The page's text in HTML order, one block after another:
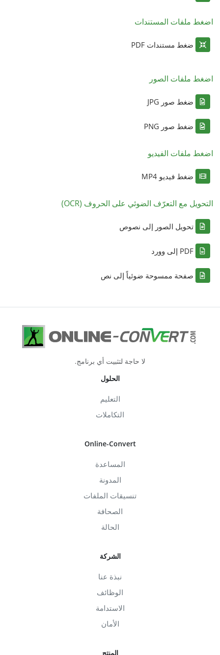
اضغط ملفات المستندات
ضغط مستندات PDF
اضغط ملفات الصور
ضغط صور JPG
ضغط صور PNG
اضغط ملفات الفيديو
ضغط فيديو MP4
التحويل مع التعرّف الضوئي على الحروف (OCR)
تحويل الصور إلى نصوص
PDF إلى وورد
صفحة ممسوحة ضوئياً إلى نص
لا حاجة لتثبيت أي برنامج.
الحلول
التعليم
التكاملات
Online-Convert
المساعدة
المدونة
تنسيقات الملفات
الصحافة
الحالة
الشركة
نبذة عنا
الوظائف
الاستدامة
الأمان
المنتج